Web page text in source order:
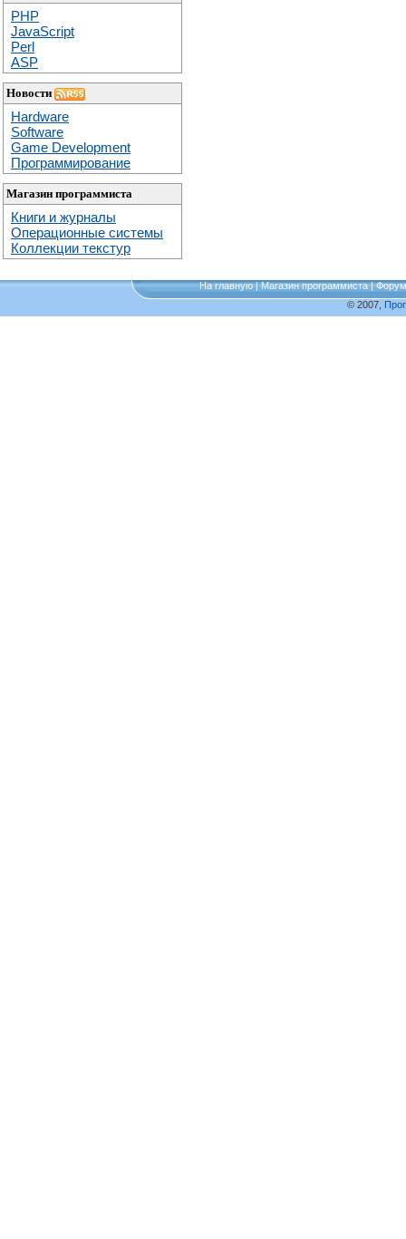
PHP
JavaScript
Perl
ASP
Новости
Hardware
Software
Game Development
Программирование
Магазин программиста
Книги и журналы
Операционные системы
Коллекции текстур
На главную|Магазин программиста|Форум
© 2007,